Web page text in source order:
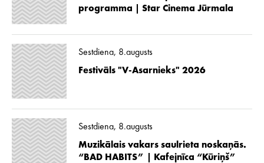
programma | Star Cinema Jūrmala
Sestdiena, 8.augusts
Festivāls "V-Asarnieks" 2026
Sestdiena, 8.augusts
Muzikālais vakars saulrieta noskaņās.
“BAD HABITS” | Kafejnīca “Kūriņš”